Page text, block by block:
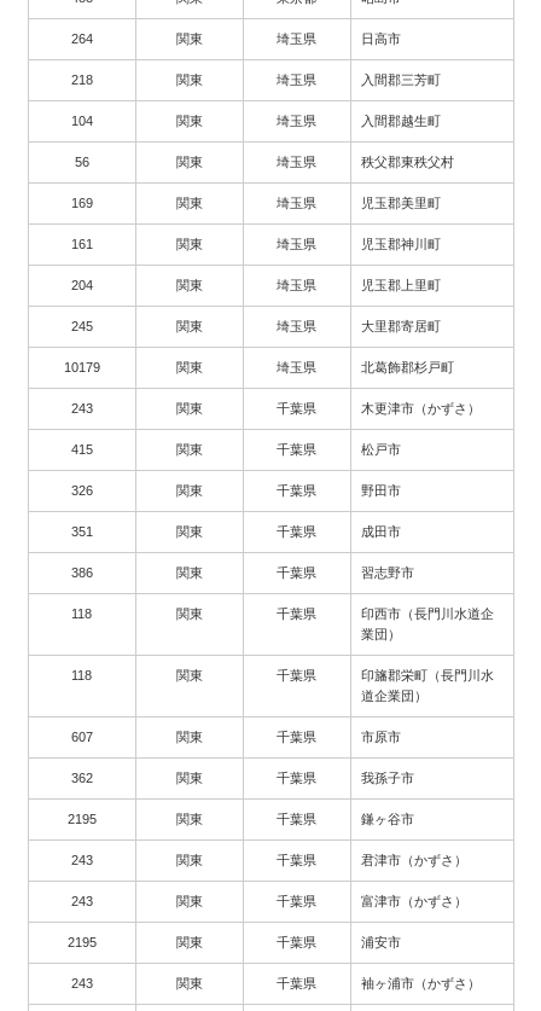
264 関東 埼玉県 日高市
218 関東 埼玉県 入間郡三芳町
104 関東 埼玉県 入間郡越生町
56 関東 埼玉県 秩父郡東秩父村
169 関東 埼玉県 児玉郡美里町
161 関東 埼玉県 児玉郡神川町
204 関東 埼玉県 児玉郡上里町
245 関東 埼玉県 大里郡寄居町
10179 関東 埼玉県 北葛飾郡杉戸町
243 関東 千葉県 木更津市（かずさ）
415 関東 千葉県 松戸市
326 関東 千葉県 野田市
351 関東 千葉県 成田市
386 関東 千葉県 習志野市
118 関東 千葉県
印西市（長門川水道企
業団）
118 関東 千葉県
印旛郡栄町（長門川水
道企業団）
607 関東 千葉県 市原市
362 関東 千葉県 我孫子市
2195 関東 千葉県 鎌ヶ谷市
243 関東 千葉県 君津市（かずさ）
243 関東 千葉県 富津市（かずさ）
2195 関東 千葉県 浦安市
243 関東 千葉県 袖ヶ浦市（かずさ）